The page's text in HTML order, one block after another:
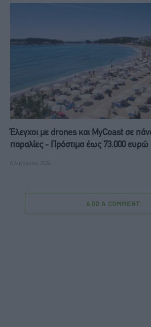
Έλεγχοι με drones και MyCoast σε
παραλίες - Πρόστιμα έως 73.000 ευρώ
8 Αυγούστου, 2026
ADD A COMMENT